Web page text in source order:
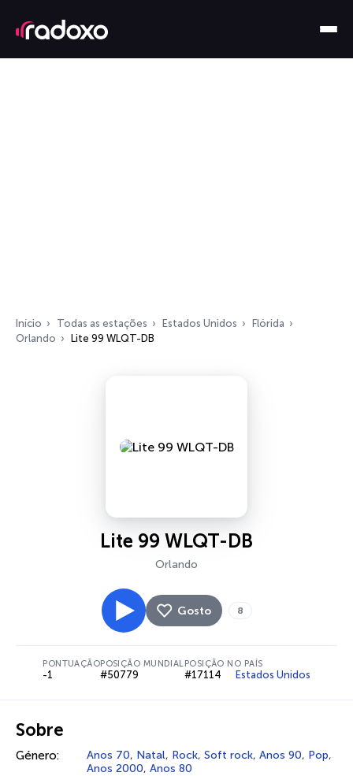
Início Todas as estações Estados Unidos
Flórida
Orlando
Lite 99 WLQT-DB
Lite 99 WLQT-DB
Orlando
Gosto 8
PONTUAÇÃO
-1
POSIÇÃO MUNDIAL
#50779
POSIÇÃO NO PAÍS
#17114 Estados Unidos
Sobre
Género: Anos 70, Natal, Rock, Soft rock, Anos 90, Pop,
Anos 2000, Anos 80